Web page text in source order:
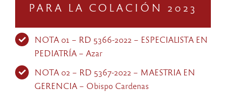
PARA LA COLACIÓN 2023
NOTA 01 – RD 5366-2022 – ESPECIALISTA EN
PEDIATRÍA – Azar
NOTA 02 – RD 5367-2022 – MAESTRIA EN
GERENCIA – Obispo Cardenas